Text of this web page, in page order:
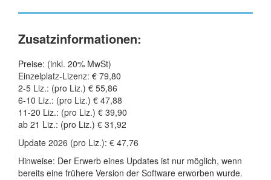
Zusatzinformationen:
Preise: (inkl. 20% MwSt)
Einzelplatz-Lizenz: € 79,80
2-5 Liz.: (pro Liz.) € 55,86
6-10 Liz.: (pro Liz.) € 47,88
11-20 Liz.: (pro Liz.) € 39,90
ab 21 Liz.: (pro Liz.) € 31,92
Update 2026 (pro Liz.): € 47,76
Hinweise: Der Erwerb eines Updates ist nur möglich, wenn
bereits eine frühere Version der Software erworben wurde.